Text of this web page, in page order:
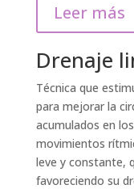
Leer más
Drenaje
Técnica que
para mejorar la
acumulados en
movimientos
leve y constante,
favoreciendo su